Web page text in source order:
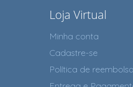
Loja Virtual
Minha conta
Cadastre-se
Política de reembolso